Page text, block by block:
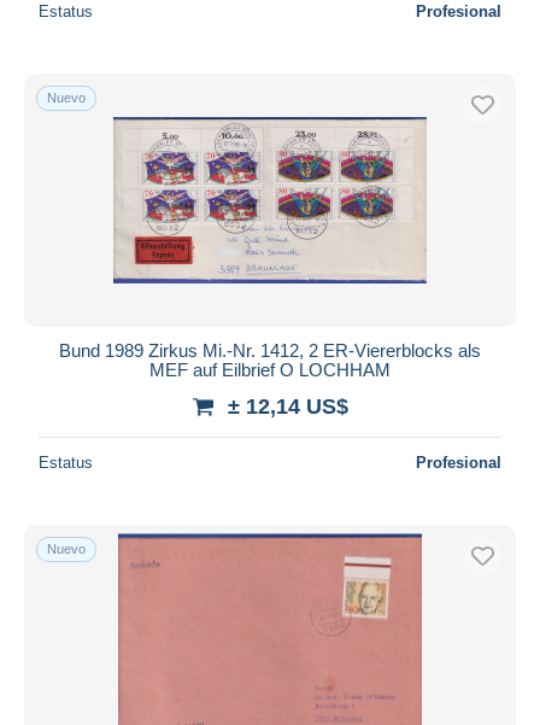
Estatus Profesional
Nuevo
Bund 1989 Zirkus Mi.-Nr. 1412, 2 ER-Viererblocks als
MEF auf Eilbrief O LOCHHAM
± 12,14 US$
Estatus Profesional
Nuevo